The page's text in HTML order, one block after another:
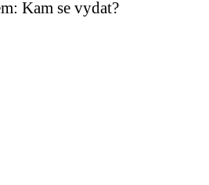
Kam se vydat?